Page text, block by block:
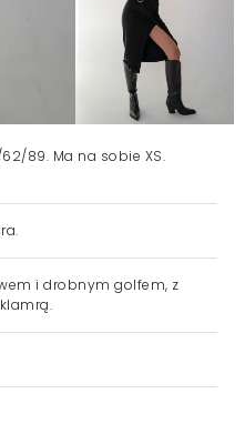
89. Ma na sobie XS.
i drobnym golfem, z